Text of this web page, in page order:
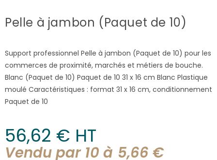
Pelle à jambon (Paquet de 10)
Support professionnel Pelle à jambon (Paquet de 10) pour les
commerces de proximité, marchés et métiers de bouche.
Blanc (Paquet de 10) Paquet de 10 31 x 16 cm Blanc Plastique
moulé Caractéristiques : format 31 x 16 cm, conditionnement
Paquet de 10
56,62 € HT
Vendu par 10 à 5,66 €